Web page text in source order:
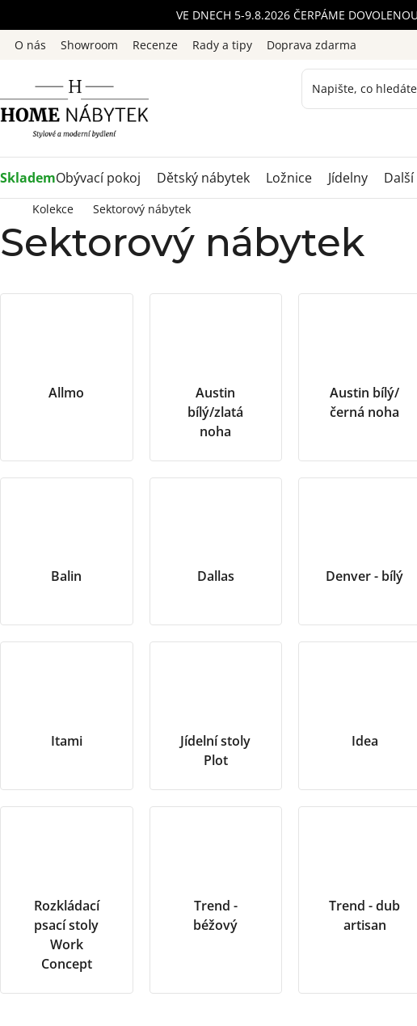
na
obsah
VE DNECH 5-9.8.2026 ČERPÁME
O nás
Showroom Recenze Rady a tipy Doprava zdarma
SklademObývací pokoj Dětský nábytek Ložnice Jídelny
Kolekce Sektorový nábytek
Sektorový nábytek
Allmo
Austin
bílý/zlatá
noha
Austin bílý/
černá noha
Balin Dallas Denver - bílý
Itami
Jídelní stoly
Plot
Idea
Rozkládací
psací stoly
Work
Concept
Trend -
béžový
Trend - dub
artisan